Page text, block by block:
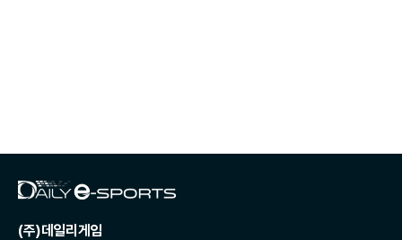
(주)데일리게임